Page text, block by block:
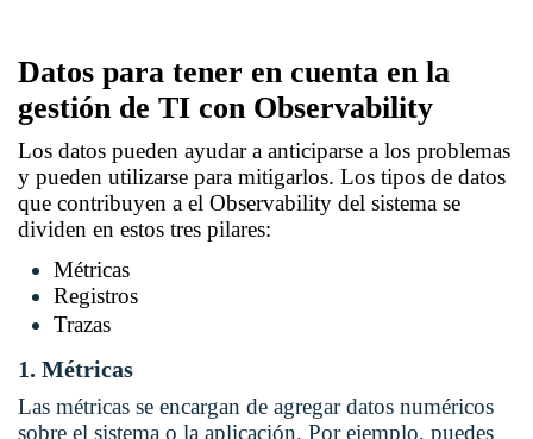
Datos para tener en cuenta en la
gestión de TI con Observability
Los datos pueden ayudar a anticiparse a los problemas
y pueden utilizarse para mitigarlos. Los tipos de datos
que contribuyen a el Observability del sistema se
dividen en estos tres pilares:
Métricas
Registros
Trazas
1. Métricas
Las métricas se encargan de agregar datos numéricos
sobre el sistema o la aplicación. Por ejemplo, puedes